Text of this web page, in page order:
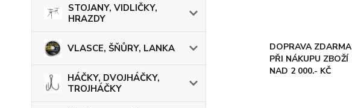
STOJANY, VIDLIČKY,
HRAZDY
VLASCE, ŠŇŮRY, LANKA
HÁČKY, DVOJHÁČKY,
TROJHÁČKY
DOPRAVA ZDARMA
PŘI NÁKUPU ZBOŽÍ
NAD 2 000.- KČ